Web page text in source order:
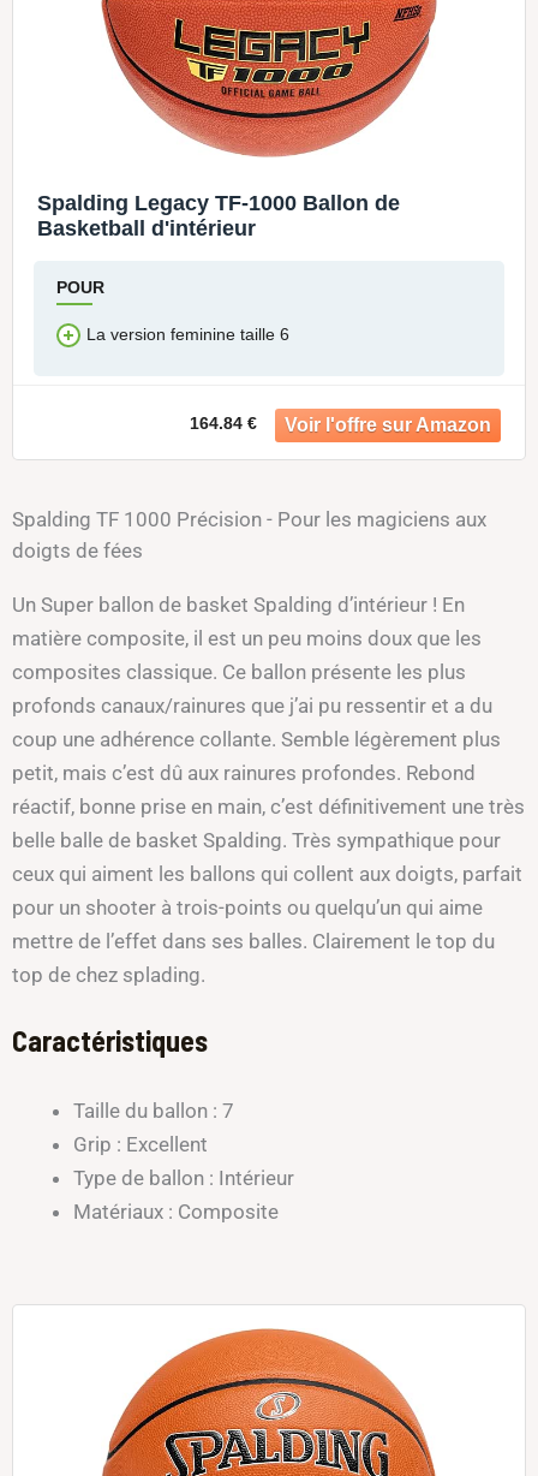
Spalding Legacy TF-1000 Ballon de
Basketball d'intérieur
POUR
La version feminine taille 6
164.84 €
Spalding TF 1000 Précision - Pour les magiciens aux
doigts de fées
Un Super ballon de basket Spalding d’intérieur ! En
matière composite, il est un peu moins doux que les
composites classique. Ce ballon présente les plus
profonds canaux/rainures que j’ai pu ressentir et a du
coup une adhérence collante. Semble légèrement plus
petit, mais c’est dû aux rainures profondes. Rebond
réactif, bonne prise en main, c’est définitivement une très
belle balle de basket Spalding. Très sympathique pour
ceux qui aiment les ballons qui collent aux doigts, parfait
pour un shooter à trois-points ou quelqu’un qui aime
mettre de l’effet dans ses balles. Clairement le top du
top de chez splading.
Caractéristiques
Taille du ballon : 7
Grip : Excellent
Type de ballon : Intérieur
Matériaux : Composite